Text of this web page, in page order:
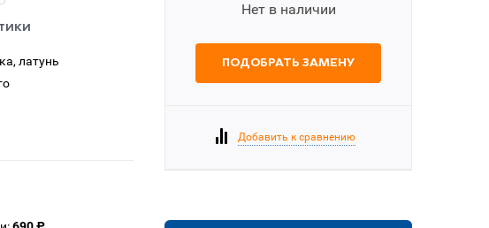
латунь
Нет в наличии
ПОДОБРАТЬ ЗАМЕНУ
Добавить к сравнению